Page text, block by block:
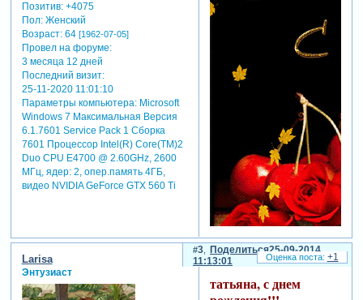
Позитив: +4075
Пол:Женский
Возраст:64 [1962-07-05]
Провел на форуме:
3 месяца 12 дней
Последний визит:
25-11-2020 11:01:10
Параметры компьютера:Microsoft
Windows 7 Максимальная Версия
6.1.7601 Service Pack 1 Сборка
7601 Процессор Intel(R) Core(TM)2
Duo CPU E4700 @ 2.60GHz, 2600
МГц, ядер: 2, опер.память 4ГБ,
видео NVIDIA GeForce GTX 560 Ti
Поделиться
3
25-09-2014
11:13:01
Larisa
Энтузиаст
татьяна, с днем
+1